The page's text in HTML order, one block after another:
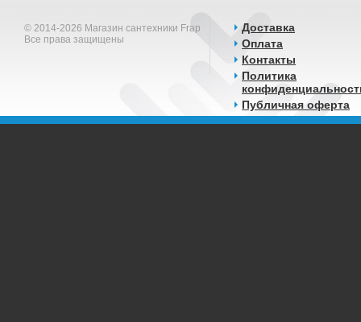
© 2014-2026 Магазин сантехники Frap
Все права защищены
Доставка
Оплата
Контакты
Политика
Публичная оферта